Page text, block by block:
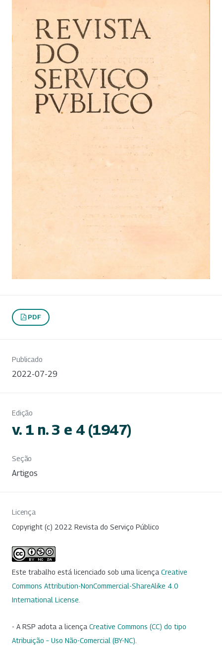
PDF
Publicado
2022-07-29
Edição
v. 1 n. 3 e 4 (1947)
Seção
Artigos
Licença
Copyright (c) 2022 Revista do Serviço Público
Este trabalho está licenciado sob uma licença Creative
Commons Attribution-NonCommercial-ShareAlike 4.0
International License
- A RSP adota a licença Creative Commons (CC) do tipo
Atribuição – Uso Não-Comercial (BY-NC)